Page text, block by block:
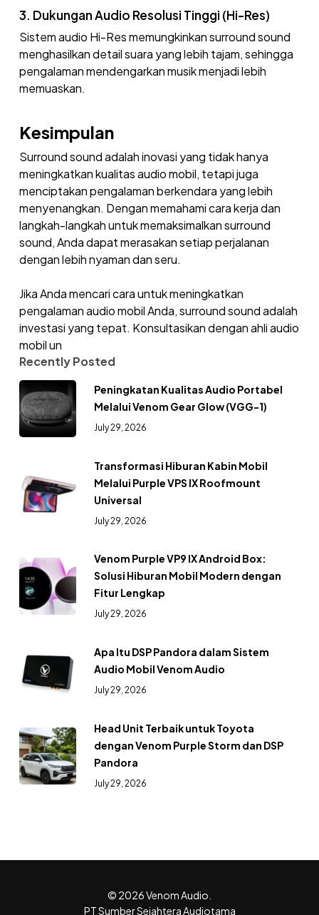
3. Dukungan Audio Resolusi Tinggi (Hi-Res)
Sistem audio Hi-Res memungkinkan surround sound
menghasilkan detail suara yang lebih tajam, sehingga
pengalaman mendengarkan musik menjadi lebih
memuaskan.
Kesimpulan
Surround sound adalah inovasi yang tidak hanya
meningkatkan kualitas audio mobil, tetapi juga
menciptakan pengalaman berkendara yang lebih
menyenangkan. Dengan memahami cara kerja dan
langkah-langkah untuk memaksimalkan surround
sound, Anda dapat merasakan setiap perjalanan
dengan lebih nyaman dan seru.
Jika Anda mencari cara untuk meningkatkan
pengalaman audio mobil Anda, surround sound adalah
investasi yang tepat. Konsultasikan dengan ahli audio
mobil un
Recently Posted
Peningkatan Kualitas Audio Portabel
Melalui Venom Gear Glow (VGG-1)
July 29, 2026
Transformasi Hiburan Kabin Mobil
Melalui Purple VPS IX Roofmount
Universal
July 29, 2026
Venom Purple VP9 IX Android Box:
Solusi Hiburan Mobil Modern dengan
Fitur Lengkap
July 29, 2026
Apa Itu DSP Pandora dalam Sistem
Audio Mobil Venom Audio
July 29, 2026
Head Unit Terbaik untuk Toyota
dengan Venom Purple Storm dan DSP
Pandora
July 29, 2026
© 2026 Venom Audio.
PT Sumber Sejahtera Audiotama